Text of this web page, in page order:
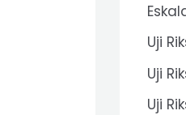
Uji
Uji
Uji